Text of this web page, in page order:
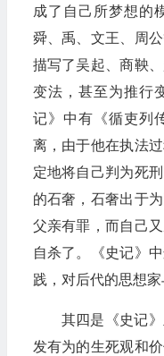
成了自己所梦想的
舜、禹、文王、周
描写了吴起、商鞅
变法，甚至为推行
记》中有《循吏列
离，由于他在执法
定地将自己判为死
的石奢，石奢出于
父亲有罪，而自己
自杀了。《史记》
践，对后代的思想
其四是《史记
发有为的生死观和